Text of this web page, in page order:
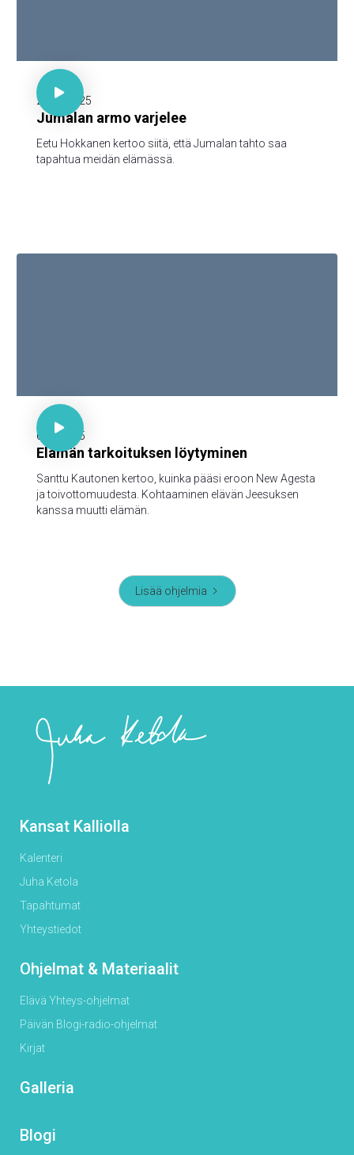
30 minuuttia

20.10.2025
Jumalan armo varjelee
Eetu Hokkanen kertoo siitä, että Jumalan tahto saa
tapahtua meidän elämässä.
30 minuuttia

6.10.2025
Elämän tarkoituksen löytyminen
Santtu Kautonen kertoo, kuinka pääsi eroon New Agesta
ja toivottomuudesta. Kohtaaminen elävän Jeesuksen
kanssa muutti elämän.
Lisää ohjelmia
Kansat Kalliolla
Kalenteri
Juha Ketola
Tapahtumat
Yhteystiedot
Ohjelmat & Materiaalit
Elävä Yhteys-ohjelmat
Päivän Blogi-radio-ohjelmat
Kirjat
Galleria
Blogi